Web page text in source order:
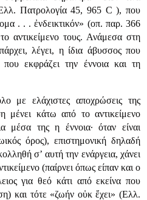
Πατρολογία 45, 965 C ), που
. . . ἐνδεικτικόν» (οπ. παρ. 366
αντικείμενο τους. Ανάμεσα στη
λέγει, η ίδια άβυσσος που
εκφράζει την έννοια και τη
με ελάχιστες αποχρώσεις της
μένει κάτω από το αντικείμενο
μέσα της η έννοια· όταν είναι
όρος), επιστημονική δηλαδή
σ’ αυτή την ενάργεια, χάνει
(παίρνει όπως είπαν και ο
για θεό κάτι από εκείνα που
και τότε «ζωήν οὐκ ἔχει» (Ελλ.